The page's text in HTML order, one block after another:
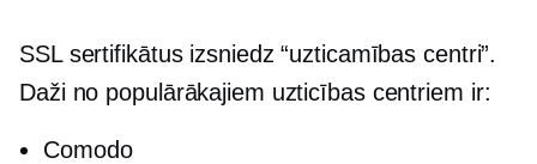
SSL sertifikātus izsniedz “uzticamības centri”.
Daži no populārākajiem uzticības centriem ir:
Comodo